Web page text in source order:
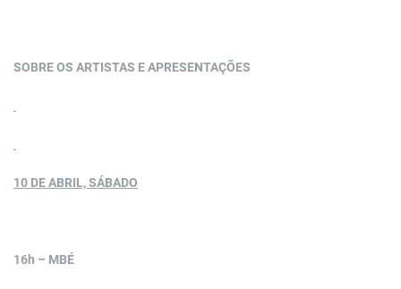
SOBRE OS ARTISTAS E APRESENTAÇÕES
10 DE ABRIL, SÁBADO
16h – MBÉ